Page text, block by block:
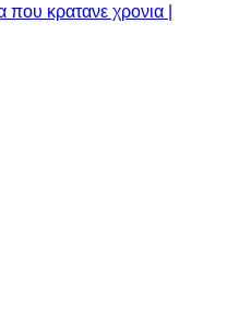
κρατανε χρονια |